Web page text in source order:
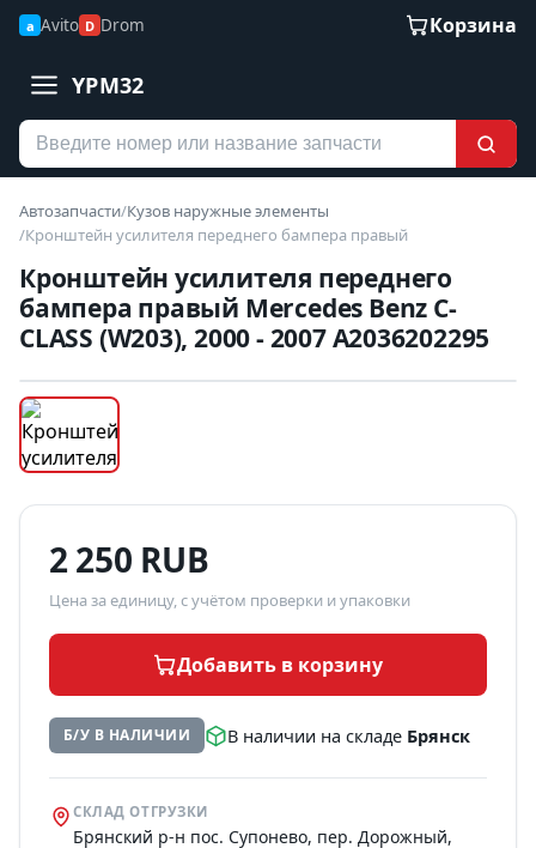
a Avito D Drom Корзина
YPM32
Автозапчасти/Кузов наружные элементы
/Кронштейн усилителя переднего бампера правый
Кронштейн усилителя переднего
бампера правый Mercedes Benz C-
CLASS (W203), 2000 - 2007 A2036202295
Наведите для увеличения
2 250 RUB
Цена за единицу, с учётом проверки и упаковки
Добавить в корзину
Б/У В НАЛИЧИИ В наличии на складе Брянск
СКЛАД ОТГРУЗКИ
Брянский р-н пос. Супонево, пер. Дорожный,